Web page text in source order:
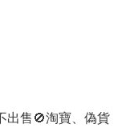
出售🚫淘寶、偽貨